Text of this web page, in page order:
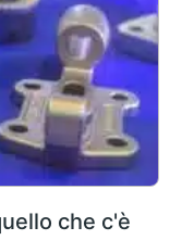
che c'è